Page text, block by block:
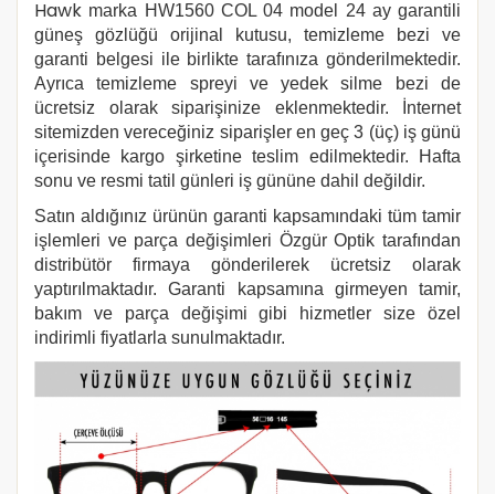
Hawk marka HW1560 COL 04 model 24 ay garantili
güneş gözlüğü orijinal kutusu, temizleme bezi ve
garanti belgesi ile birlikte tarafınıza gönderilmektedir.
Ayrıca temizleme spreyi ve yedek silme bezi de
ücretsiz olarak siparişinize eklenmektedir. İnternet
sitemizden vereceğiniz siparişler en geç 3 (üç) iş günü
içerisinde kargo şirketine teslim edilmektedir. Hafta
sonu ve resmi tatil günleri iş gününe dahil değildir.
Satın aldığınız ürünün garanti kapsamındaki tüm tamir
işlemleri ve parça değişimleri Özgür Optik tarafından
distribütör firmaya gönderilerek ücretsiz olarak
yaptırılmaktadır. Garanti kapsamına girmeyen tamir,
bakım ve parça değişimi gibi hizmetler size özel
indirimli fiyatlarla sunulmaktadır.